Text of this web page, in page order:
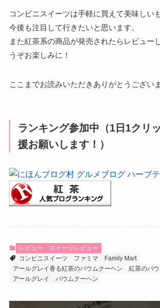
コンビニスイーツは手軽に買えて美味しい
今後も注目して行きたいと思います。
また紅茶系の商品が発売されたらレビュー
うぞお楽しみに！
ここまでお読みいただきありがとうござい
ランキング参加中（1日1クリ
援お願いします！）
レビュー
スイーツレビュー
コンビニスイーツ
ファミマ
Family Mart
アールグレイ香る紅茶のバウムクーヘン
紅茶のバ
アールグレイ
バウムクーヘン